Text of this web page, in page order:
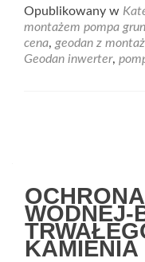
Opublikowany w
montażem pompa
cena, geodan z
Geodan inwerter,
wpisach
WODNEJ-
KAMIENIA